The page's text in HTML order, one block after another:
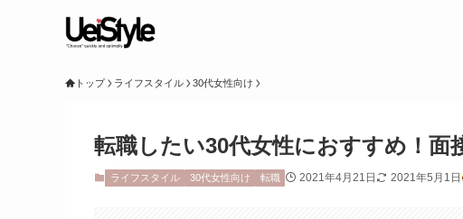
トップ ライフスタイル 30代女性向け
転職したい30代女性におすすめ！面
ライフスタイル 30代女性向け 転職 2021年4月21日 2021年5月1日